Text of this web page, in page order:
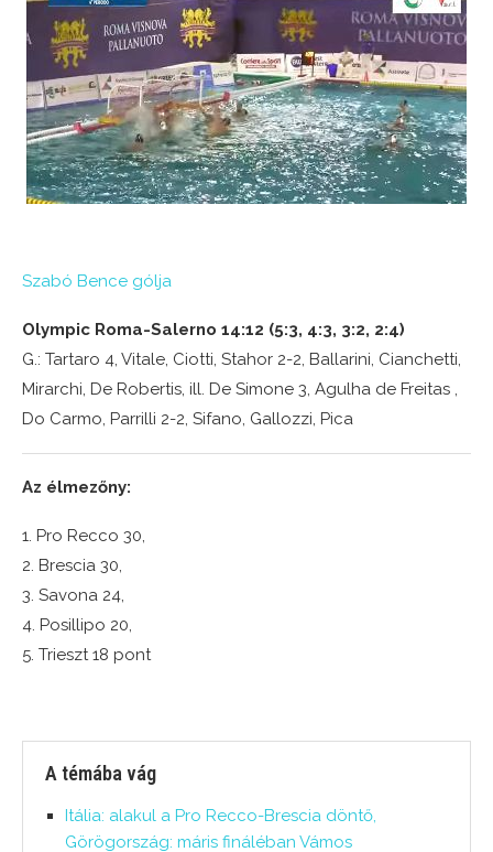
Szabó Bence gólja
Olympic Roma-Salerno 14:12 (5:3, 4:3, 3:2, 2:4)
G.: Tartaro 4, Vitale, Ciotti, Stahor 2-2, Ballarini, Cianchetti,
Mirarchi, De Robertis, ill. De Simone 3, Agulha de Freitas ,
Do Carmo, Parrilli 2-2, Sifano, Gallozzi, Pica
Az élmezőny:
1. Pro Recco 30,
2. Brescia 30,
3. Savona 24,
4. Posillipo 20,
5. Trieszt 18 pont
A témába vág
Itália: alakul a Pro Recco-Brescia döntő,
Görögország: máris fináléban Vámos